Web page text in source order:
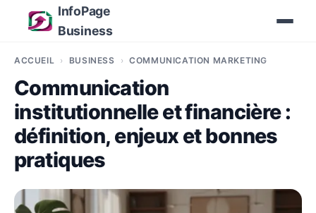
InfoPage
Business
ACCUEIL BUSINESS COMMUNICATION MARKETING
Communication
institutionnelle et financière :
définition, enjeux et bonnes
pratiques